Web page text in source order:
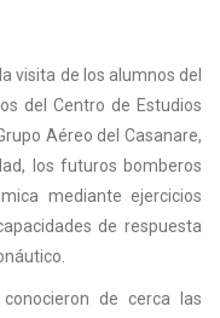
visita de los alumnos del
del Centro de Estudios
Aéreo del Casanare,
los futuros bomberos
mediante ejercicios
de respuesta
de cerca las